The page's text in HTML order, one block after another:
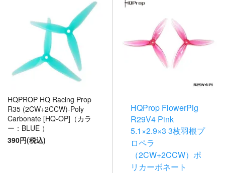
HQPROP HQ Racing Prop
R35 (2CW+2CCW)-Poly
Carbonate [HQ-OP]（カラ
ー：BLUE ）
390円(税込)
HQProp FlowerPig
R29V4 Pink
5.1×2.9×3 3枚羽根プ
ロペラ
（2CW+2CCW）ポ
リカーボネート